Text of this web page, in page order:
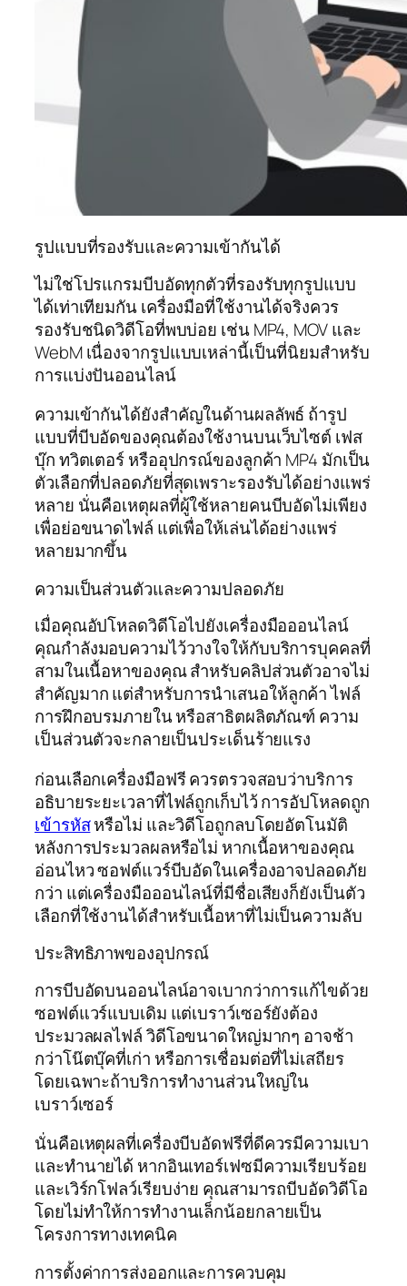
รูปแบบที่รองรับและความเข้ากันได้
ไม่ใช่โปรแกรมบีบอัดทุกตัวที่รองรับทุกรูปแบบ
ได้เท่าเทียมกัน เครื่องมือที่ใช้งานได้จริงควร
รองรับชนิดวิดีโอที่พบบ่อย เช่น MP4, MOV และ
WebM เนื่องจากรูปแบบเหล่านี้เป็นที่นิยมสำหรับ
การแบ่งปันออนไลน์
ความเข้ากันได้ยังสำคัญในด้านผลลัพธ์ ถ้ารูป
แบบที่บีบอัดของคุณต้องใช้งานบนเว็บไซต์ เฟส
บุ๊ก ทวิตเตอร์ หรืออุปกรณ์ของลูกค้า MP4 มักเป็น
ตัวเลือกที่ปลอดภัยที่สุดเพราะรองรับได้อย่างแพร่
หลาย นั่นคือเหตุผลที่ผู้ใช้หลายคนบีบอัดไม่เพียง
เพื่อย่อขนาดไฟล์ แต่เพื่อให้เล่นได้อย่างแพร่
หลายมากขึ้น
ความเป็นส่วนตัวและความปลอดภัย
เมื่อคุณอัปโหลดวิดีโอไปยังเครื่องมือออนไลน์
คุณกำลังมอบความไว้วางใจให้กับบริการบุคคลที่
สามในเนื้อหาของคุณ สำหรับคลิปส่วนตัวอาจไม่
สำคัญมาก แต่สำหรับการนำเสนอให้ลูกค้า ไฟล์
การฝึกอบรมภายใน หรือสาธิตผลิตภัณฑ์ ความ
เป็นส่วนตัวจะกลายเป็นประเด็นร้ายแรง
ก่อนเลือกเครื่องมือฟรี ควรตรวจสอบว่าบริการ
อธิบายระยะเวลาที่ไฟล์ถูกเก็บไว้ การอัปโหลดถูก
เข้ารหัสหรือไม่ และวิดีโอถูกลบโดยอัตโนมัติ
หลังการประมวลผลหรือไม่ หากเนื้อหาของคุณ
อ่อนไหว ซอฟต์แวร์บีบอัดในเครื่องอาจปลอดภัย
กว่า แต่เครื่องมือออนไลน์ที่มีชื่อเสียงก็ยังเป็นตัว
เลือกที่ใช้งานได้สำหรับเนื้อหาที่ไม่เป็นความลับ
ประสิทธิภาพของอุปกรณ์
การบีบอัดบนออนไลน์อาจเบากว่าการแก้ไขด้วย
ซอฟต์แวร์แบบเดิม แต่เบราว์เซอร์ยังต้อง
ประมวลผลไฟล์ วิดีโอขนาดใหญ่มากๆ อาจช้า
กว่าโน๊ตบุ๊คที่เก่า หรือการเชื่อมต่อที่ไม่เสถียร
โดยเฉพาะถ้าบริการทำงานส่วนใหญ่ใน
เบราว์เซอร์
นั่นคือเหตุผลที่เครื่องบีบอัดฟรีที่ดีควรมีความเบา
และทำนายได้ หากอินเทอร์เฟซมีความเรียบร้อย
และเวิร์กโฟลว์เรียบง่าย คุณสามารถบีบอัดวิดีโอ
โดยไม่ทำให้การทำงานเล็กน้อยกลายเป็น
โครงการทางเทคนิค
การตั้งค่าการส่งออกและการควบคุม